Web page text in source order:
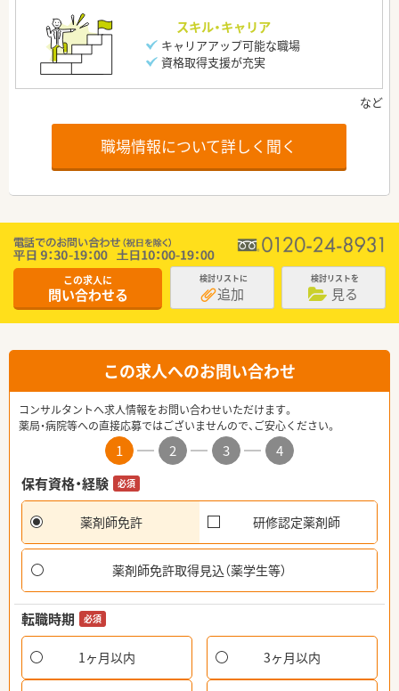
スキル・キャリア
キャリアアップ可能な職場
資格取得支援が充実
職場情報について詳しく聞く
この求人に
問い合わせる
検討リストに
追加
検討リストを
見る
この求人へのお問い合わせ
コンサルタントへ求人情報をお問い合わせいただけます。
薬局・病院等への直接応募ではございませんので、ご安心ください。
1 2 3
4
保有資格・経験
必須
薬剤師免許 研修認定薬剤師
薬剤師免許取得見込（薬学生等）
転職時期 必須
1ヶ月以内 3ヶ月以内